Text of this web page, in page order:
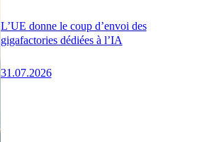
L’UE donne le coup d’envoi des
gigafactories dédiées à l’IA
31.07.2026